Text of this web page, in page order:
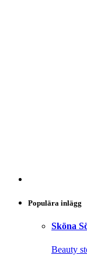
Populära inlägg
Sköna
Beauty